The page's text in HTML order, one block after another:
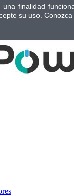
finalidad
su uso. Conozca